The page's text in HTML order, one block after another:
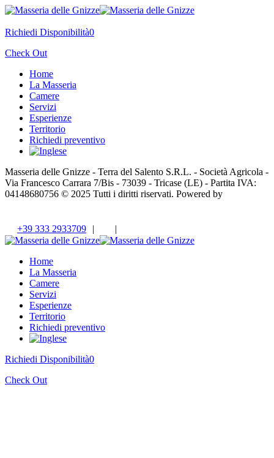
Richiedi Disponibilità0
Check Out
Home
La Masseria
Camere
Servizi
Esperienze
Territorio
Richiedi preventivo
Masseria delle Gnizze - Terra del Salento S.R.L. - Società Agricola -
Via Francesco Carrara 7/Bis - 73039 - Tricase (LE) - Partita IVA:
04148680756 © 2025 Tutti i diritti riservati. Powered by
+39 333 2933709
| |
Home
La Masseria
Camere
Servizi
Esperienze
Territorio
Richiedi preventivo
Richiedi Disponibilità0
Check Out